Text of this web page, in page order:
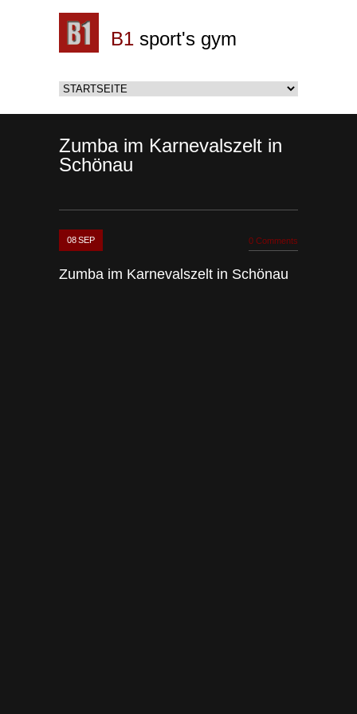
B1 sport's gym
Zumba im Karnevalszelt in
Schönau
08SEP 0 Comments
Zumba im Karnevalszelt in Schönau